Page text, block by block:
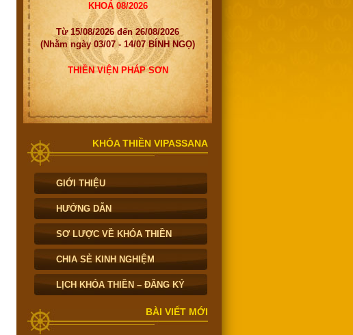
KHOÁ 08/2026
Từ 15/08/2026 đến 26/08/2026
(Nhằm ngày 03/07 - 14/07 BÍNH NGỌ)
THIỀN VIỆN PHÁP SƠN
KHÓA THIỀN VIPASSANA
GIỚI THIỆU
HƯỚNG DẪN
SƠ LƯỢC VỀ KHÓA THIỀN
CHIA SẺ KINH NGHIỆM
LỊCH KHÓA THIỀN – ĐĂNG KÝ
BÀI VIẾT MỚI